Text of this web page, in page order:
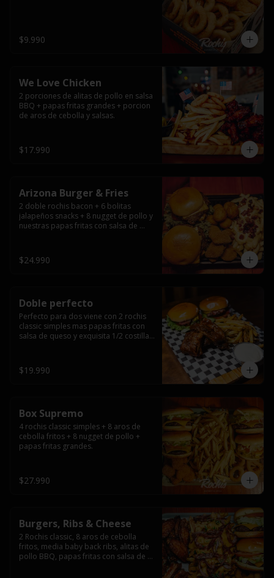
$9.990
We Love Chicken
2 porciones de alitas de pollo en salsa
BBQ + papas fritas grandes + porcion
de aros de cebolla y salsas.
$17.990
Arizona Burger & Fries
2 doble rochis bacon + 6 bolitas
jalapeños snacks + 8 nugget de pollo y
nuestras papas fritas con salsa de
$24.990
Doble perfecto
Perfecto para dos viene con 2 rochis
classic simples mas papas fritas con
salsa de queso y exquisita 1/2 costilla
$19.990
Box Supremo
4 rochis classic simples + 8 aros de
cebolla fritos + 8 nugget de pollo +
papas fritas grandes.
$27.990
Burgers, Ribs & Cheese
2 Rochis classic, 8 aros de cebolla
fritos, media baby back ribs, alitas de
pollo BBQ, papas fritas con salsa de